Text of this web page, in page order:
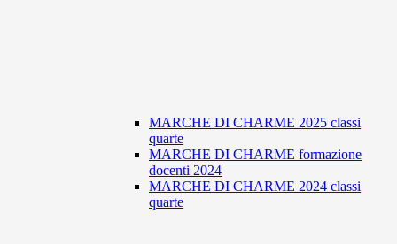
MARCHE DI CHARME 2025 classi
quarte
MARCHE DI CHARME formazione
docenti 2024
MARCHE DI CHARME 2024 classi
quarte